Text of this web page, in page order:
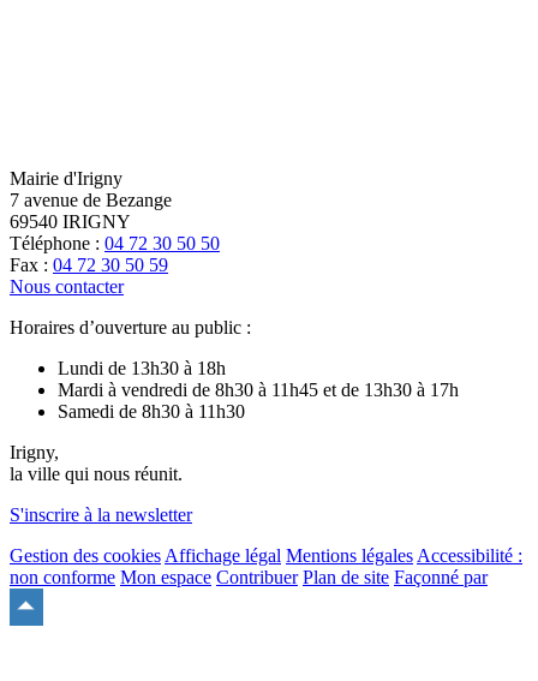
Mairie d'Irigny
7 avenue de Bezange
69540 IRIGNY
Téléphone : 04 72 30 50 50
Fax : 04 72 30 50 59
Nous contacter
Horaires d’ouverture au public :
Lundi de 13h30 à 18h
Mardi à vendredi de 8h30 à 11h45 et de 13h30 à 17h
Samedi de 8h30 à 11h30
Irigny,
la ville qui nous réunit.
S'inscrire à la newsletter
Gestion des cookies Affichage légal Mentions légales Accessibilité :
non conforme Mon espace Contribuer Plan de site Façonné par